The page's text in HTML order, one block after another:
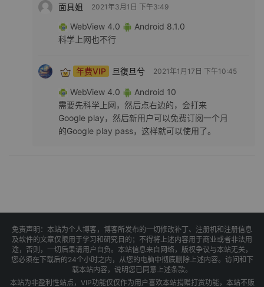
面具姐 2021年3月1日 下午3:49
WebView 4.0
Android 8.1.0
科学上网也不行
年费VIP 旦復旦兮 2021年1月17日 下午10:45
WebView 4.0
Android 10
需要先科学上网，然后点右边的，会打来
Google play，然后新用户可以免费订阅一个月
的Google play pass，这样就可以使用了。
免责声明：本站为个人博客，博客所发布的一切修改补丁、注册机和注册信息
及软件的文章仅限用于学习和研究目的；不得将上述内容用于商业或者非法用
途，否则，一切后果请用户自负。本站信息来自网络，版权争议与本站无关，
您必须在下载后的24个小时之内，从您的电脑中彻底删除上述内容。访问和下
载本站内容，说明您已同意上述条款。
本站为非盈利性站点，VIP功能仅仅作为用户喜欢本站捐赠打赏功能，本站不贩